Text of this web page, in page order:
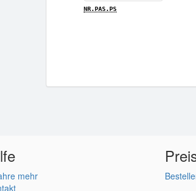
NR.PAS.PS
mehr